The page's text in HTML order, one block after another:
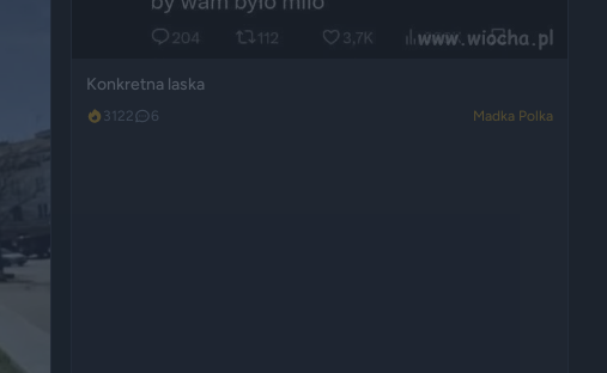
Konkretna laska
3122 6 Madka Polka